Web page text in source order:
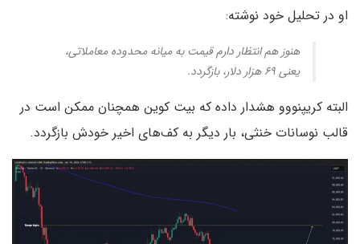
او در تحلیل خود نوشته:
هنوز هم انتظار دارم قیمت به میانه محدوده معاملاتی،
یعنی ۶۹ هزار دلار، بازگردد.
البته کریپنووو هشدار داده که بیت کوین همچنان ممکن است در
قالب نوسانات خنثی، بار دیگر به کف‌های اخیر خودش بازگردد.